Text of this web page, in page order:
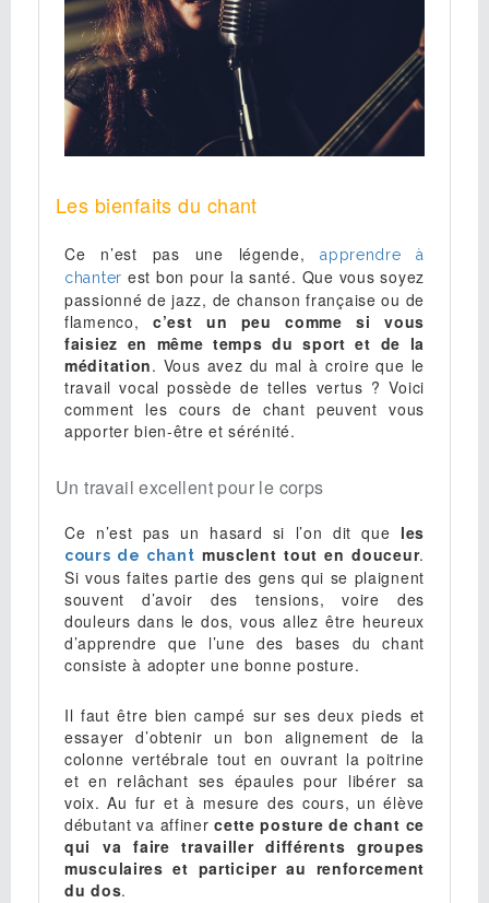
Les bienfaits du chant
Ce n’est pas une légende,apprendre à
chanter est bon pour la santé. Que vous soyez
passionné de jazz, de chanson française ou de
flamenco, c’est un peu comme si vous
faisiez en même temps du sport et de la
méditation. Vous avez du mal à croire que le
travail vocal possède de telles vertus ? Voici
comment les cours de chant peuvent vous
apporter bien-être et sérénité.
Un travail excellent pour le corps
Ce n’est pas un hasard si l’on dit que les
cours de chant musclent tout en douceur.
Si vous faites partie des gens qui se plaignent
souvent d’avoir des tensions, voire des
douleurs dans le dos, vous allez être heureux
d’apprendre que l’une des bases du chant
consiste à adopter une bonne posture.
Il faut être bien campé sur ses deux pieds et
essayer d’obtenir un bon alignement de la
colonne vertébrale tout en ouvrant la poitrine
et en relâchant ses épaules pour libérer sa
voix. Au fur et à mesure des cours, un élève
débutant va affinercette posture de chant ce
qui va faire travailler différents groupes
musculaires et participer au renforcement
du dos.